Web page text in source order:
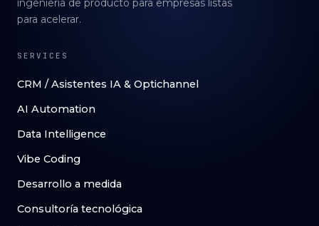
ingeniería de producto para empresas listas
para acelerar.
SERVICES
CRM / Asistentes IA & Optichannel
AI Automation
Data Intelligence
Vibe Coding
Desarrollo a medida
Consultoría tecnológica